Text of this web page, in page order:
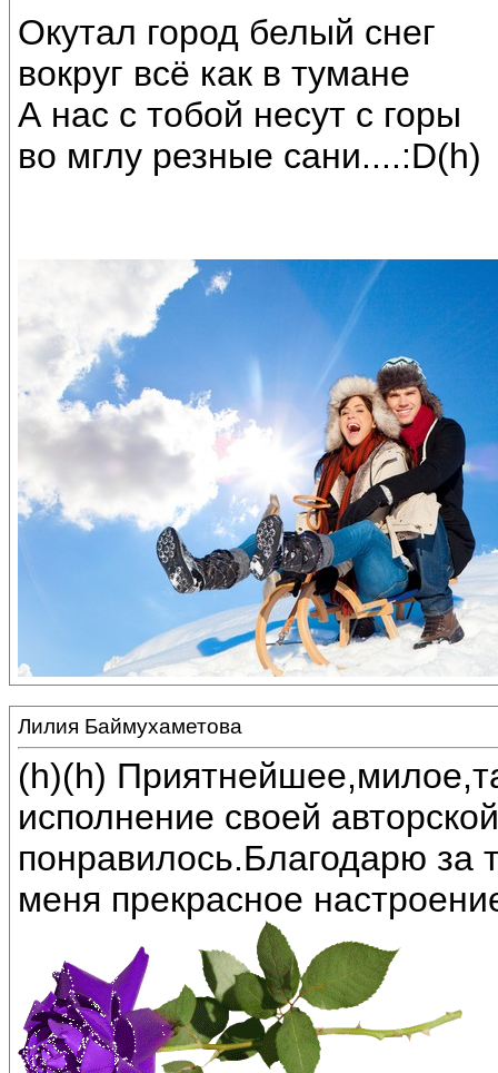
Окутал город белый снег
вокруг всё как в тумане
А нас с тобой несут с горы
во мглу резные сани....:D(h)
Лилия Баймухаметова
(h)(h)
исполнение своей
понравилось.Благодарю за
меня прекрасное